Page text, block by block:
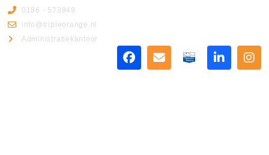
0186 - 573949
info@tripleorange.nl
Administratiekantoor